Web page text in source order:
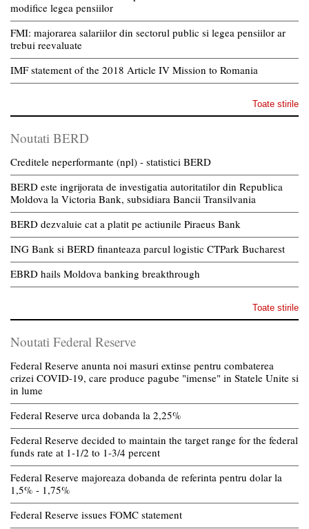
modifice legea pensiilor
FMI: majorarea salariilor din sectorul public si legea pensiilor ar
trebui reevaluate
IMF statement of the 2018 Article IV Mission to Romania
Toate stirile
Noutati BERD
Creditele neperformante (npl) - statistici BERD
BERD este ingrijorata de investigatia autoritatilor din Republica
Moldova la Victoria Bank, subsidiara Bancii Transilvania
BERD dezvaluie cat a platit pe actiunile Piraeus Bank
ING Bank si BERD finanteaza parcul logistic CTPark Bucharest
EBRD hails Moldova banking breakthrough
Toate stirile
Noutati Federal Reserve
Federal Reserve anunta noi masuri extinse pentru combaterea
crizei COVID-19, care produce pagube "imense" in Statele Unite si
in lume
Federal Reserve urca dobanda la 2,25%
Federal Reserve decided to maintain the target range for the federal
funds rate at 1-1/2 to 1-3/4 percent
Federal Reserve majoreaza dobanda de referinta pentru dolar la
1,5% - 1,75%
Federal Reserve issues FOMC statement